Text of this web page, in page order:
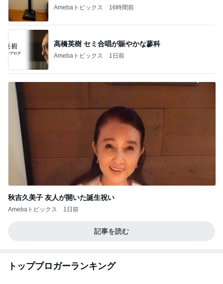
Amebaトピックス 16時間前
高橋英樹 セミ合唱が賑やかな蓼科
Amebaトピックス 1日前
秋吉久美子 友人が開いた誕生祝い
Amebaトピックス 1日前
記事を読む
トップブロガーランキング